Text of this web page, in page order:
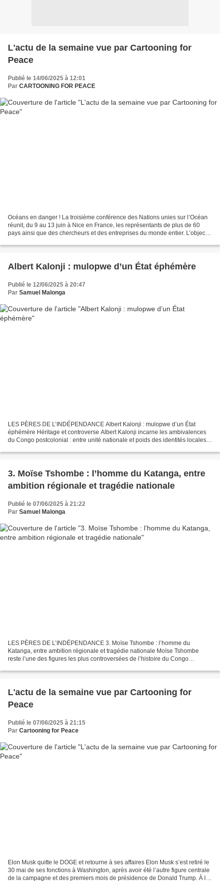
L'actu de la semaine vue par Cartooning for
Peace
Publié le 14/06/2025 à 12:01
Par CARTOONING FOR PEACE
Océans en danger ! La troisième conférence des Nations unies sur l’Océan
réunit, du 9 au 13 juin à Nice en France, les représentants de plus de 60
pays ainsi que des chercheurs et des entreprises du monde entier. L’objectif
Albert Kalonji : mulopwe d’un État éphémère
Publié le 12/06/2025 à 20:47
Par Samuel Malonga
LES PÈRES DE L’INDÉPENDANCE Albert Kalonji : mulopwe d’un État
éphémère Héritage et controverse Albert Kalonji incarne les ambivalences
du Congo postcolonial : entre unité nationale et poids des identités locales,
3. Moïse Tshombe : l’homme du Katanga, entre
ambition régionale et tragédie nationale
Publié le 07/06/2025 à 21:22
Par Samuel Malonga
LES PÈRES DE L’INDÉPENDANCE 3. Moïse Tshombe : l’homme du
Katanga, entre ambition régionale et tragédie nationale Moïse Tshombe
reste l’une des figures les plus controversées de l’histoire du Congo
L'actu de la semaine vue par Cartooning for
Peace
Publié le 07/06/2025 à 21:15
Par Cartooning for Peace
Elon Musk quitte le DOGE et retourne à ses affaires Elon Musk s’est retiré le
30 mai de ses fonctions à Washington, après avoir été l’autre figure centrale
de la campagne et des premiers mois de présidence de Donald Trump. À la